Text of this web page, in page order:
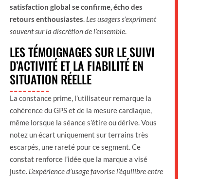
satisfaction global se confirme, écho des
retours enthousiastes. Les usagers s’expriment
souvent sur la discrétion de l’ensemble.
LES TÉMOIGNAGES SUR LE SUIVI
D’ACTIVITÉ ET LA FIABILITÉ EN
SITUATION RÉELLE
La constance prime, l’utilisateur remarque la
cohérence du GPS et de la mesure cardiaque,
même lorsque la séance s’étire ou dérive. Vous
notez un écart uniquement sur terrains très
escarpés, une rareté pour ce segment. Ce
constat renforce l’idée que la marque a visé
juste. L’expérience d’usage favorise l’équilibre entre